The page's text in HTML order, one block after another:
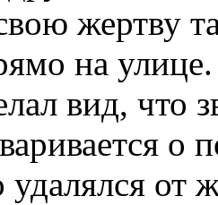
жертву
на
вид, что
о
удалялся от